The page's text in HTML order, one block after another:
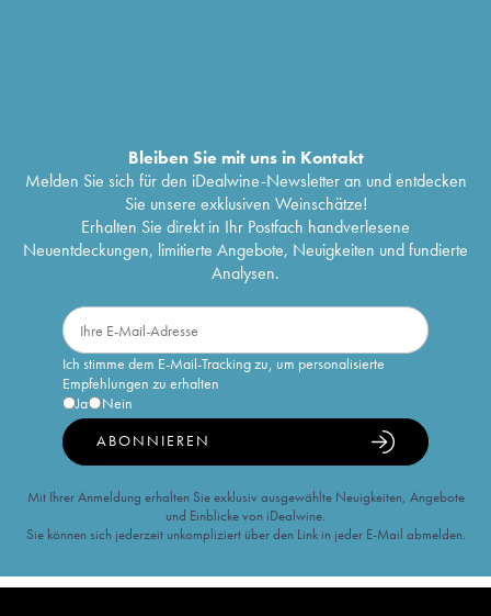
Bleiben Sie mit uns in Kontakt
Melden Sie sich für den iDealwine-Newsletter an und entdecken
Sie unsere exklusiven Weinschätze!
Erhalten Sie direkt in Ihr Postfach handverlesene
Neuentdeckungen, limitierte Angebote, Neuigkeiten und fundierte
Analysen.
Ich stimme dem E-Mail-Tracking zu, um personalisierte
Empfehlungen zu erhalten
Ja
Nein
ABONNIEREN
Mit Ihrer Anmeldung erhalten Sie exklusiv ausgewählte Neuigkeiten, Angebote
und Einblicke von iDealwine.
Sie können sich jederzeit unkompliziert über den Link in jeder E-Mail abmelden.